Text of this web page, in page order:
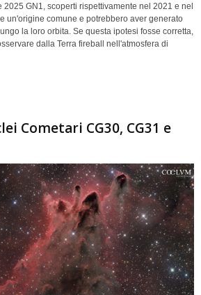
2025 GN1, scoperti rispettivamente nel 2021 e nel
un'origine comune e potrebbero aver generato
la loro orbita. Se questa ipotesi fosse corretta,
dalla Terra fireball nell'atmosfera di
Cometari CG30, CG31 e